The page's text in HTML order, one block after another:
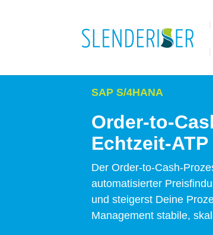
SAP S/4HANA
Order-to-
Echtzeit-
Der Order-to-Cash-
automatisierter
und steigerst Deine
Management stabile,